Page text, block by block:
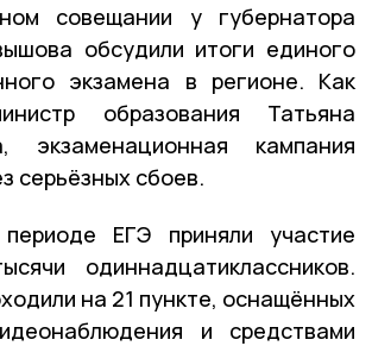
совещании у губернатора
обсудили итоги единого
экзамена в регионе. Как
образования Татьяна
экзаменационная кампания
серьёзных сбоев.
ЕГЭ приняли участие
одиннадцатиклассников.
на 21 пункте, оснащённых
и средствами